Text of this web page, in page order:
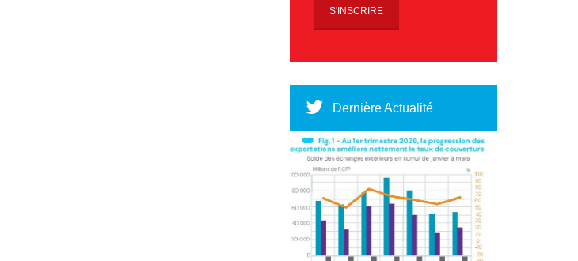
Dernière Actualité